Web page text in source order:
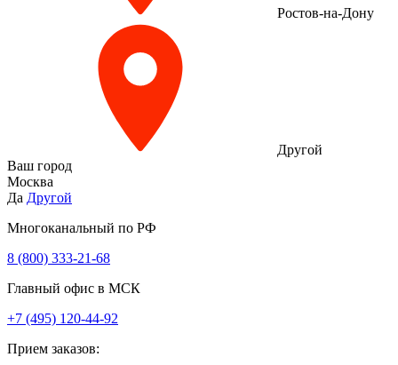
Ростов-на-Дону
Другой
Ваш город
Москва
Да Другой
Многоканальный по РФ
8 (800) 333‑21-68
Главный офис в МСК
+7 (495) 120-44-92
Прием заказов: